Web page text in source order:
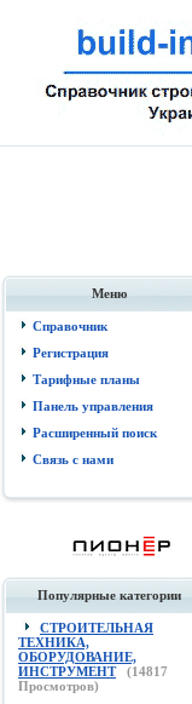
Меню
Справочник
Регистрация
Тарифные планы
Панель управления
Расширенный поиск
Связь с нами
Популярные категории
СТРОИТЕЛЬНАЯ
ТЕХНИКА,
ОБОРУДОВАНИЕ,
ИНСТРУМЕНТ
(14817
Просмотров)